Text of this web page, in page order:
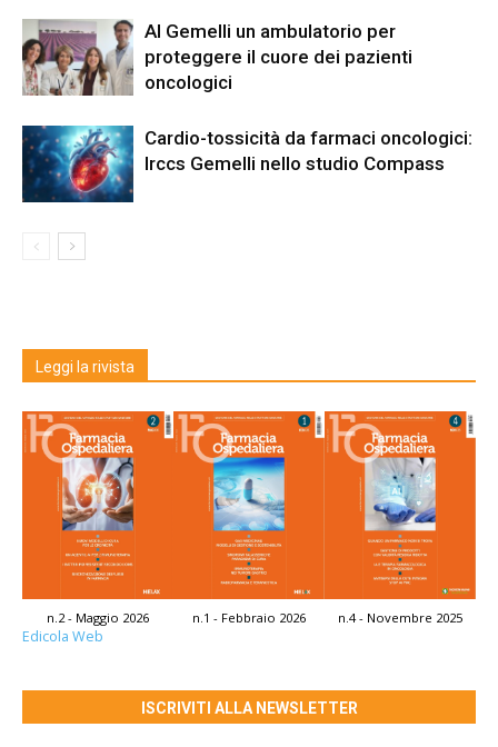
Al Gemelli un ambulatorio per
proteggere il cuore dei pazienti
oncologici
Cardio-tossicità da farmaci oncologici:
Irccs Gemelli nello studio Compass
Leggi la rivista
n.2 - Maggio 2026 n.1 - Febbraio 2026 n.4 - Novembre 2025
Edicola Web
ISCRIVITI ALLA NEWSLETTER